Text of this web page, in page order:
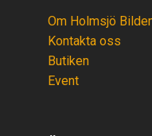
Om Holmsjö
Kontakta oss
Butiken
Event